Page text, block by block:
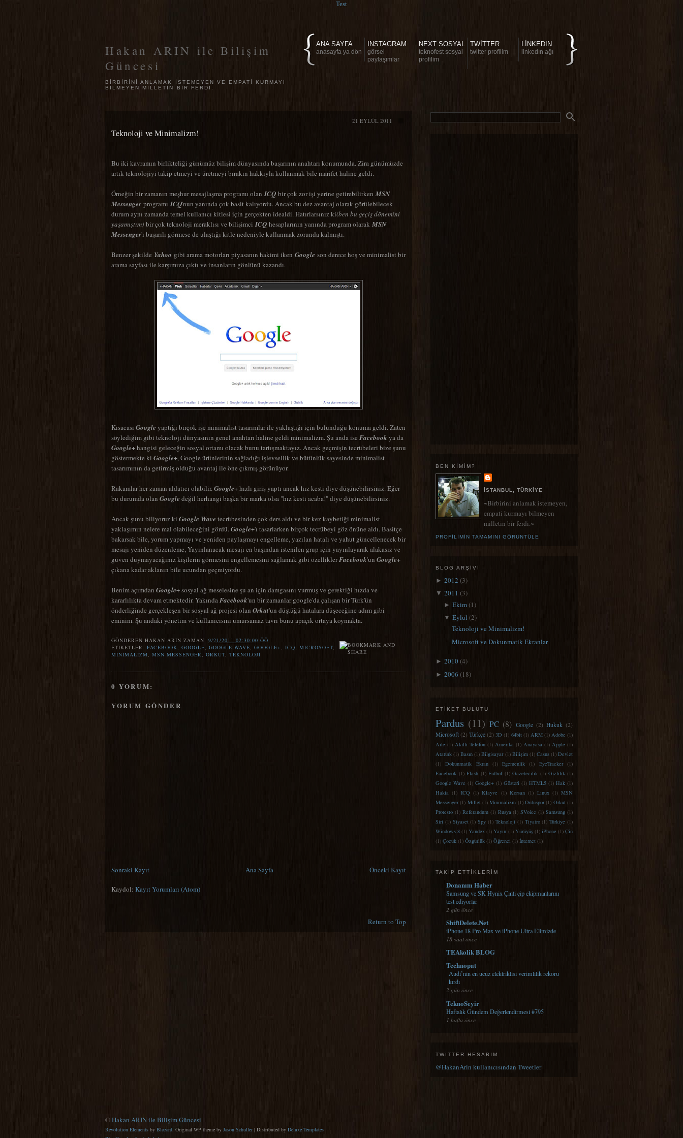
Test
Hakan ARIN ile Bilişim
Güncesi
BIRBIRINI ANLAMAK ISTEMEYEN VE EMPATI KURMAYI
BILMEYEN MILLETIN BIR FERDI.
LINKEDIN
linkedin ağı
TWITTER
twitter profilim
NEXT SOSYAL
teknofest sosyal
profilim
INSTAGRAM
görsel
paylaşımlar
ANA SAYFA
anasayfa ya dön
21 EYLÜL 2011
Teknoloji ve Minimalizm!
Bu iki kavramın birlikteliği günümüz bilişim dünyasında başarının anahtarı konumunda. Zira günümüzde
artık teknolojiyi takip etmeyi ve üretmeyi bırakın hakkıyla kullanmak bile marifet haline geldi.
Örneğin bir zamanın meşhur mesajlaşma programı olanICQ bir çok zor işi yerine getirebilirkenMSN
Messenger programı ICQ'nun yanında çok basit kalıyordu. Ancak bu dez avantaj olarak görülebilecek
durum aynı zamanda temel kullanıcı kitlesi için gerçekten idealdi. Hatırlarsınız ki(ben bu geçiş dönemini
yaşamıştım) bir çok teknoloji meraklısı ve bilişimciICQ hesaplarının yanında program olarak MSN
Messenger'ı başarılı görmese de ulaştığı kitle nedeniyle kullanmak zorunda kalmıştı.
Benzer şekilde Yahoo gibi arama motorları piyasanın hakimi iken Google son derece hoş ve minimalist bir
arama sayfası ile karşımıza çıktı ve insanların gönlünü kazandı.
Kısacası Google yaptığı birçok işe minimalist tasarımlar ile yaklaştığı için bulunduğu konuma geldi. Zaten
söylediğim gibi teknoloji dünyasının genel anahtarı haline geldi minimalizm. Şu anda ise Facebook ya da
Google+hangisi geleceğin sosyal ortamı olacak bunu tartışmaktayız. Ancak geçmişin tecrübeleri bize şunu
göstermekte ki Google+, Google ürünlerinin sağladığı işlevsellik ve bütünlük sayesinde minimalist
tasarımının da getirmiş olduğu avantaj ile öne çıkmış görünüyor.
Rakamlar her zaman aldatıcı olabilir.Google+hızlı giriş yaptı ancak hız kesti diye düşünebilirsiniz. Eğer
bu durumda olan Google değil herhangi başka bir marka olsa "hız kesti acaba!" diye düşünebilirsiniz.
Ancak şunu biliyoruz ki Google Wave tecrübesinden çok ders aldı ve bir kez kaybetiği minimalist
yaklaşımın nelere mal olabileceğini gördü.Google+'ı tasarlarken birçok tecrübeyi göz önüne aldı. Basitçe
bakarsak bile, yorum yapmayı ve yeniden paylaşmayı engelleme, yazılan hatalı ve yahut güncellenecek bir
mesajı yeniden düzenleme, Yayınlanacak mesajı en başından istenilen grup için yayınlayarak alakasız ve
güven duymayacağınız kişilerin görmesini engellemesini sağlamak gibi özelliklerFacebook'un Google+
çıkana kadar aklanın bile ucundan geçmiyordu.
Benim açımdan Google+sosyal ağ meselesine şu an için damgasını vurmuş ve gerektiği hızda ve
kararlılıkta devam etmektedir. YakındaFacebook'un bir zamanlar google'da çalışan bir Türk'ün
önderliğinde gerçekleşen bir sosyal ağ projesi olan Orkut'un düştüğü hatalara düşeceğine adım gibi
eminim. Şu andaki yönetim ve kullanıcısını umursamaz tavrı bunu apaçık ortaya koymakta.
GÖNDEREN HAKAN ARIN ZAMAN: 9/21/2011 02:30:00 ÖÖ
ETIKETLER: FACEBOOK, GOOGLE, GOOGLE WAVE, GOOGLE+, ICQ, MICROSOFT,
MINIMALIZM, MSN MESSENGER, ORKUT, TEKNOLOJI
0 YORUM:
YORUM GÖNDER
Sonraki Kayıt Önceki Kayıt
Ana Sayfa
Kaydol: Kayıt Yorumları (Atom)
Return to Top
BEN KIMIM?
İSTANBUL, TÜRKIYE
~Birbirini anlamak istemeyen,
empati kurmayı bilmeyen
milletin bir ferdi.~
PROFILIMIN TAMAMINI GÖRÜNTÜLE
BLOG ARŞIVI
► 2012 (3)
▼ 2011 (3)
► Ekim(1)
▼ Eylül (2)
Teknoloji ve Minimalizm!
Microsoft ve Dokunmatik Ekranlar
► 2010(4)
► 2006 (18)
ETIKET BULUTU
Pardus (11) PC (8) Google (2) Hukuk (2)
Microsoft (2) Türkçe (2) 3D (1) 64bit (1) ARM (1) Adobe (1)
Aile (1) Akıllı Telefon (1) Amerika (1) Anayasa (1) Apple (1)
Atatürk (1) Basın (1) Bilgisayar (1) Bilişim (1) Casus (1) Devlet
(1) Dokunmatik Ekran (1) Egemenlik (1) EyeTracker (1)
Facebook (1) Flash (1) Futbol (1) Gazetecilik (1) Gizlilik (1)
Google Wave (1) Google+ (1) Gösteri (1) HTML5 (1) Hak (1)
Hakia (1) ICQ (1) Klayve (1) Korsan (1) Linux (1) MSN
Messenger (1) Millet (1) Minimalizm (1) Orduspor (1) Orkut (1)
Protesto (1) Referandum (1) Rusya (1) SVoice (1) Samsung (1)
Siri (1) Siyaset (1) Spy (1) Teknoloji (1) Tiyatro (1) Türkiye (1)
Windows 8 (1) Yandex (1) Yayın (1) Yürüyüş (1) iPhone (1) Çin
(1) Çocuk (1) Özgürlük (1) Öğrenci (1) İnternet (1)
TAKIP ETTIKLERIM
Donanım Haber
Samsung ve SK Hynix Çinli çip ekipmanlarını
test ediyorlar
2 gün önce
ShiftDelete.Net
iPhone 18 Pro Max ve iPhone Ultra Elimizde
18 saat önce
TEAkolik BLOG
Technopat
Audi’nin en ucuz elektriklisi verimlilik rekoru
kırdı
2 gün önce
TeknoSeyir
Haftalık Gündem Değerlendirmesi #795
1 hafta önce
TWITTER HESABIM
@HakanArin kullanıcısından Tweetler
©Hakan ARIN ile Bilişim Güncesi
Revolution Elements by Blozard. Original WP theme by Jason Schuller| Distributed by Deluxe Templates